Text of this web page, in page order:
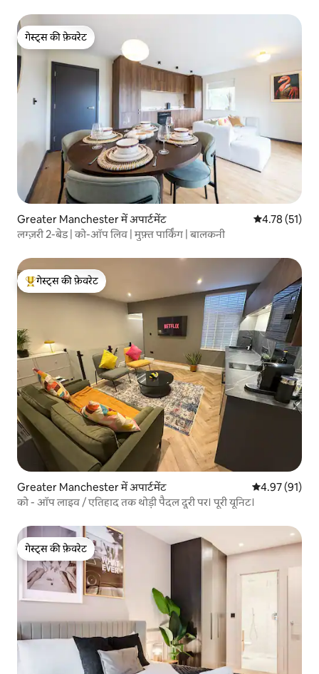
गेस्ट्स की फ़ेवरेट
गेस्ट्स की फ़ेवरेट
Greater Manchester में अपार्टमेंट औसत रेटिंग 5 में
4.78 (51)
लग्ज़री 2-बेड | को-ऑप लिव | मुफ़्त पार्किंग | बालकनी
गेस्ट्स का टॉप फ़ेवरेट
गेस्ट्स की फ़ेवरेट
Greater Manchester में अपार्टमेंट औसत रेटिंग 5 में
4.97 (91)
को - ऑप लाइव / एतिहाद तक थोड़ी पैदल दूरी पर। पूरी यूनिट।
गेस्ट्स की फ़ेवरेट
गेस्ट्स की फ़ेवरेट